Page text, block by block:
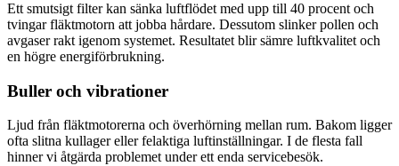
Ett smutsigt filter kan sänka luftflödet med upp till 40 procent och
tvingar fläktmotorn att jobba hårdare. Dessutom slinker pollen och
avgaser rakt igenom systemet. Resultatet blir sämre luftkvalitet och
en högre energiförbrukning.
Buller och vibrationer
Ljud från fläktmotorerna och överhörning mellan rum. Bakom ligger
ofta slitna kullager eller felaktiga luftinställningar. I de flesta fall
hinner vi åtgärda problemet under ett enda servicebesök.